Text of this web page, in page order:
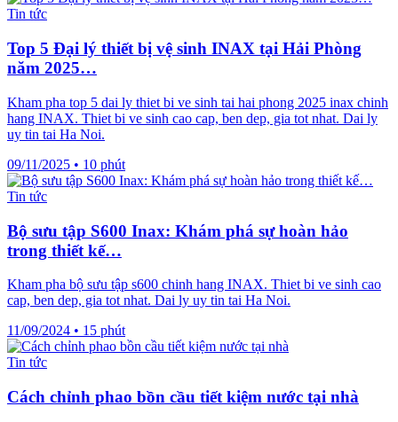
Tin tức
Top 5 Đại lý thiết bị vệ sinh INAX tại Hải Phòng
năm 2025…
Kham pha top 5 dai ly thiet bi ve sinh tai hai phong 2025 inax chinh
hang INAX. Thiet bi ve sinh cao cap, ben dep, gia tot nhat. Dai ly
uy tin tai Ha Noi.
09/11/2025 • 10 phút
Tin tức
Bộ sưu tập S600 Inax: Khám phá sự hoàn hảo
trong thiết kế…
Kham pha bộ sưu tập s600 chinh hang INAX. Thiet bi ve sinh cao
cap, ben dep, gia tot nhat. Dai ly uy tin tai Ha Noi.
11/09/2024 • 15 phút
Tin tức
Cách chỉnh phao bồn cầu tiết kiệm nước tại nhà